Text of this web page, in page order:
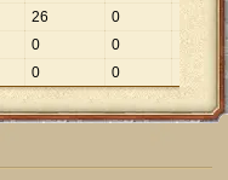
26
0
0
0
0 0